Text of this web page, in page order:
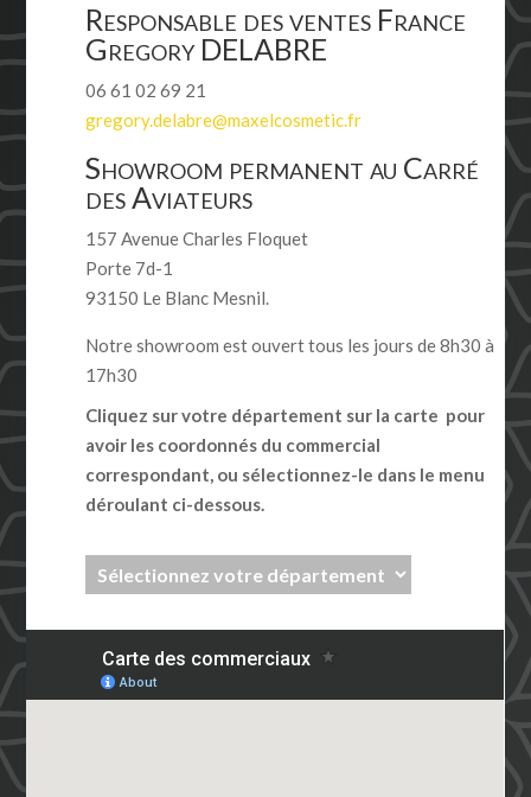
Responsable des ventes France
Gregory DELABRE
06 61 02 69 21
gregory.delabre@maxelcosmetic.fr
Showroom permanent au Carré
des Aviateurs
157 Avenue Charles Floquet
Porte 7d-1
93150 Le Blanc Mesnil.
Notre showroom est ouvert tous les jours de 8h30 à
17h30
Cliquez sur votre département sur la carte pour
avoir les coordonnés du commercial
correspondant, ou sélectionnez-le dans le menu
déroulant ci-dessous.